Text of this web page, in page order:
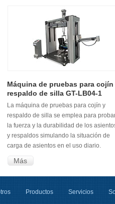
Máquina de pruebas para
respaldo de silla GT-LB04-1
La máquina de pruebas para cojín y
respaldo de silla se emplea para
la fuerza y la durabilidad de los
y respaldos simulando la situación de
carga de asientos en el uso diario.
Más
Productos Servicios